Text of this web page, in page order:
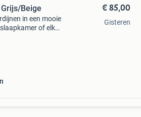
Beige
in een mooie
of elke
€ 85,00
Gisteren